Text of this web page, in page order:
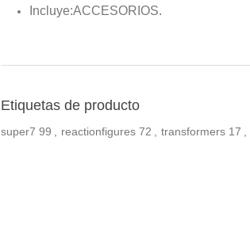
Incluye:ACCESORIOS.
Etiquetas de producto
super7 99 reactionfigures 72 transformers 17